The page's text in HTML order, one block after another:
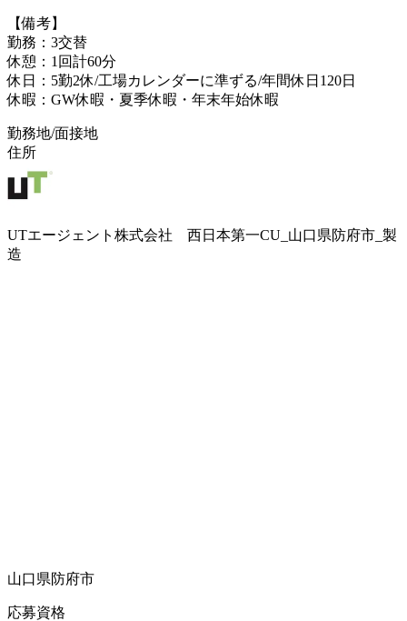
【備考】
勤務：3交替
休憩：1回計60分
休日：5勤2休/工場カレンダーに準ずる/年間休日120日
休暇：GW休暇・夏季休暇・年末年始休暇
勤務地/面接地
住所
UTエージェント株式会社 西日本第一CU_山口県防府市_製
造
山口県防府市
応募資格